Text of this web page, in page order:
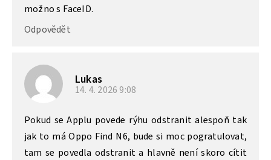
možno s FaceID.
Odpovědět
Lukas
14. 4. 2026 9:08
Pokud se Applu povede rýhu odstranit alespoň tak
jak to má Oppo Find N6, bude si moc pogratulovat,
tam se povedla odstranit a hlavně není skoro cítit